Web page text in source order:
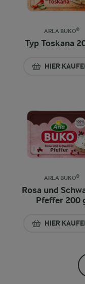
ARLA BUKO®
Typ Toskana
HIER
ARLA BUKO®
Rosa und
Pfeffer 200
HIER